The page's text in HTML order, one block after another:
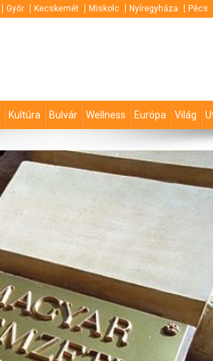
Győr Kecskemét Miskolc Nyíregyháza Pécs
Kultúra Bulvár Wellness Európa Világ